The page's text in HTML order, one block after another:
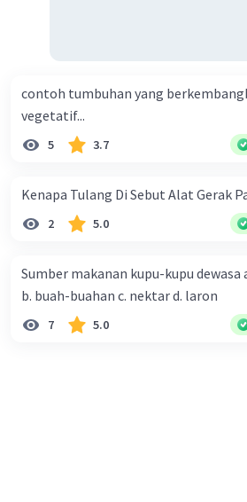
contoh tumbuhan yang
vegetatif...
5 3.7
Kenapa Tulang Di Sebut Alat Gerak
2 5.0
Sumber makanan kupu-kupu dewasa adalah ...
b. buah-buahan c. nektar d. laron
7 5.0